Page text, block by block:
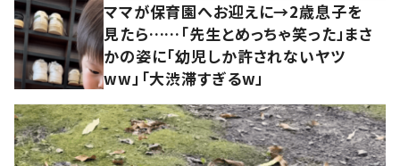
ママが保育園へお迎えに→2歳息子を
見たら……「先生とめっちゃ笑った」まさ
かの姿に「幼児しか許されないヤツ
ww」「大渋滞すぎるw」